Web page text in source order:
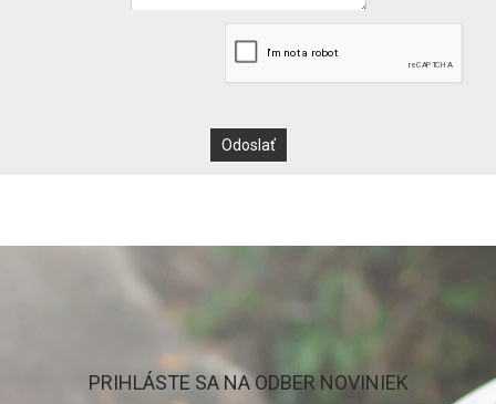
PRIHLÁSTE SA NA ODBER NOVINIEK